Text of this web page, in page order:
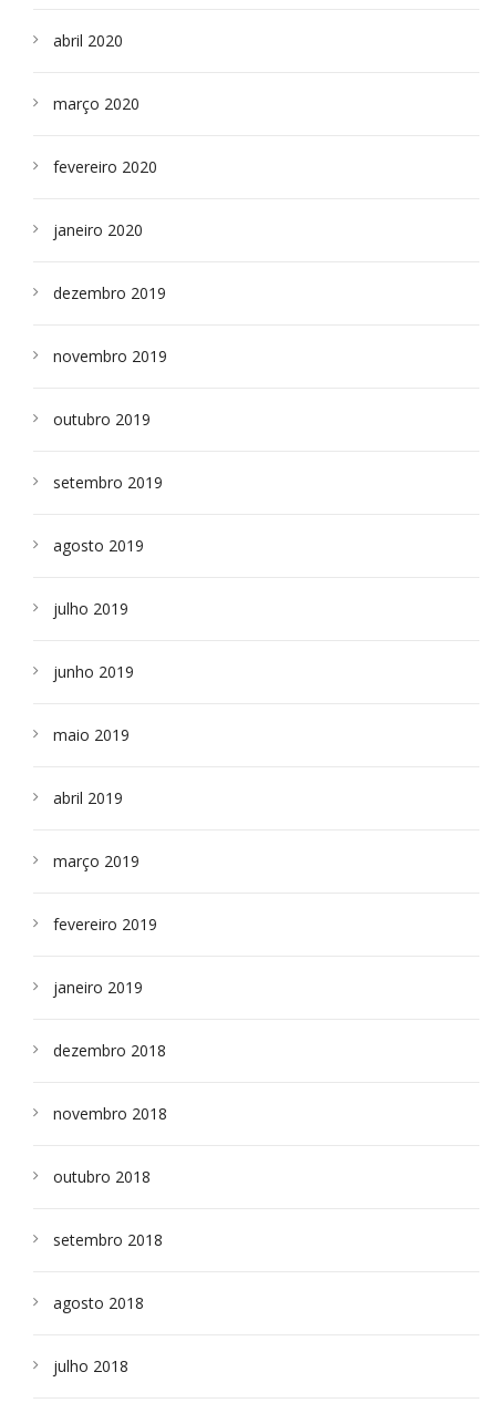
abril 2020
março 2020
fevereiro 2020
janeiro 2020
dezembro 2019
novembro 2019
outubro 2019
setembro 2019
agosto 2019
julho 2019
junho 2019
maio 2019
abril 2019
março 2019
fevereiro 2019
janeiro 2019
dezembro 2018
novembro 2018
outubro 2018
setembro 2018
agosto 2018
julho 2018